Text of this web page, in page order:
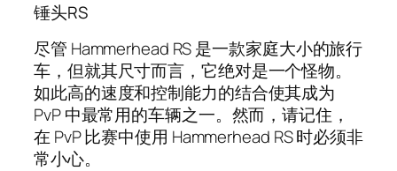
锤头RS
尽管 Hammerhead RS 是一款家庭大小的旅行
车，但就其尺寸而言，它绝对是一个怪物。
如此高的速度和控制能力的结合使其成为
PvP 中最常用的车辆之一。然而，请记住，
在 PvP 比赛中使用 Hammerhead RS 时必须非
常小心。